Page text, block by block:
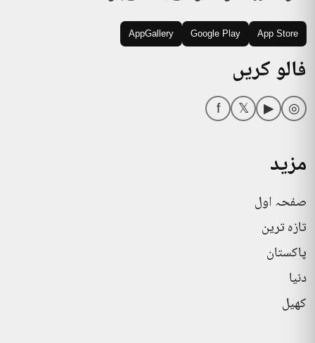
App Store
Google Play
AppGallery
فالو کریں
◎
▶
𝕏
f
مزید
صفحہ اول
تازہ ترین
پاکستان
دنیا
کھیل